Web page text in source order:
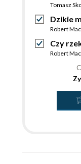
Tomasz
Dzikie
Robert
Czy
Robert